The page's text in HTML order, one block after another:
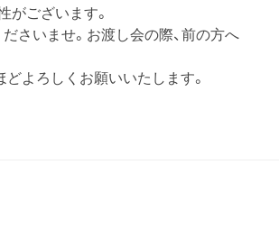
がございます。
さいませ。お渡し会の際、前の方へ
よろしくお願いいたします。